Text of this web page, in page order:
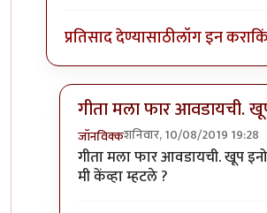
प्रतिसाद देण्यासाठीलॉग इन करा
गीता मला फार आवडायची.
जॉनविक्कशनिवार, 10/08/2019 19:28
In reply toगीता मला फार
गीता मला फार आवडायची. खूप
मी केंव्हा म्हटले ?